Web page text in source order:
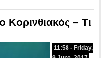
Κορινθιακός – Τι
11:58 - Friday,